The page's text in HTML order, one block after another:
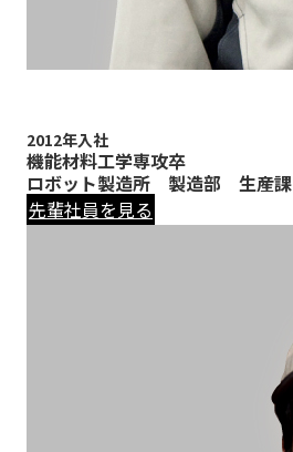
2012年入社
機能材料工学専攻卒
ロボット製造所 製造部 生産課
先輩社員を見る